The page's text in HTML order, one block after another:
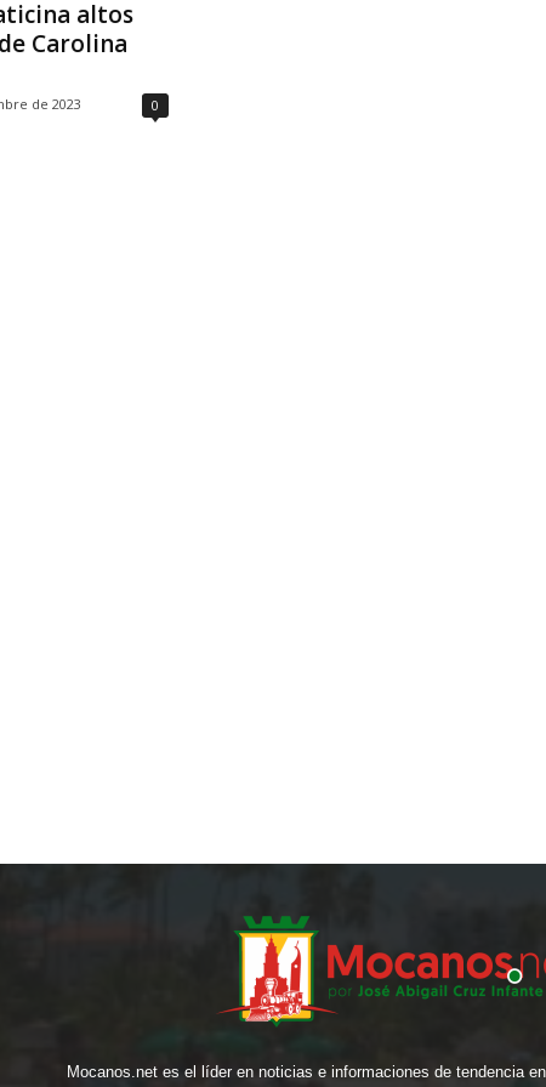
altos
Carolina
de 2023 0
Mocanos.net es el líder en noticias e informaciones de tendencia